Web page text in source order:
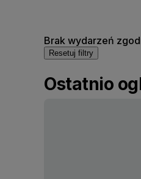
Brak wydarzeń
Resetuj filtry
Ostatnio